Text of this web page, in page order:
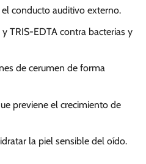
el conducto auditivo externo.
TRIS-EDTA contra bacterias y
de cerumen de forma
previene el crecimiento de
la piel sensible del oído.